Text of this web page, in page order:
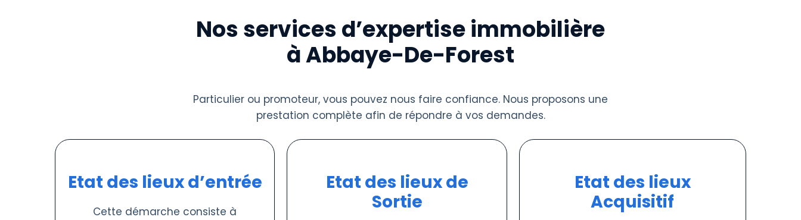
Nos services d’expertise immobilière
à Abbaye-De-Forest
Particulier ou promoteur, vous pouvez nous faire confiance. Nous proposons une
prestation complète afin de répondre à vos demandes.
Etat des lieux d’entrée
Cette démarche consiste à
Etat des lieux de
Sortie
Etat des lieux
Acquisitif